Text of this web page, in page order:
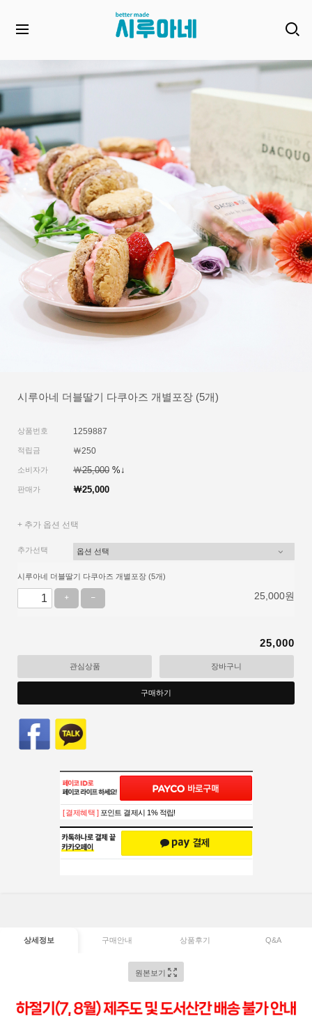
시루아네 더블딸기 다쿠아즈 개별포장 (5개)
상품번호 1259887
적립금 ￦250
소비자가 ￦25,000 %↓
판매가 ￦25,000
+ 추가 옵션 선택
추가선택
시루아네 더블딸기 다쿠아즈 개별포장 (5개)
25,000원
25,000
관심상품 장바구니
구매하기
[ 결제혜택 ] 포인트 결제시 1% 적립!
상세정보 구매안내 상품후기 Q&A
원본보기